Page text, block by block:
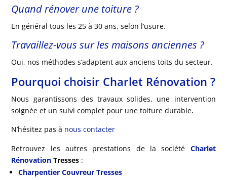
Quand rénover une toiture ?
En général tous les 25 à 30 ans, selon l’usure.
Travaillez-vous sur les maisons anciennes ?
Oui, nos méthodes s’adaptent aux anciens toits du secteur.
Pourquoi choisir Charlet Rénovation ?
Nous garantissons des travaux solides, une intervention
soignée et un suivi complet pour une toiture durable.
N’hésitez pas à nous contacter
Retrouvez les autres prestations de la société Charlet
Rénovation Tresses :
Charpentier Couvreur Tresses